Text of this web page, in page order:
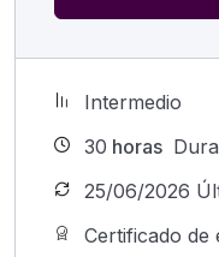
Intermedio
30 horas
25/06/2026
Certificado de